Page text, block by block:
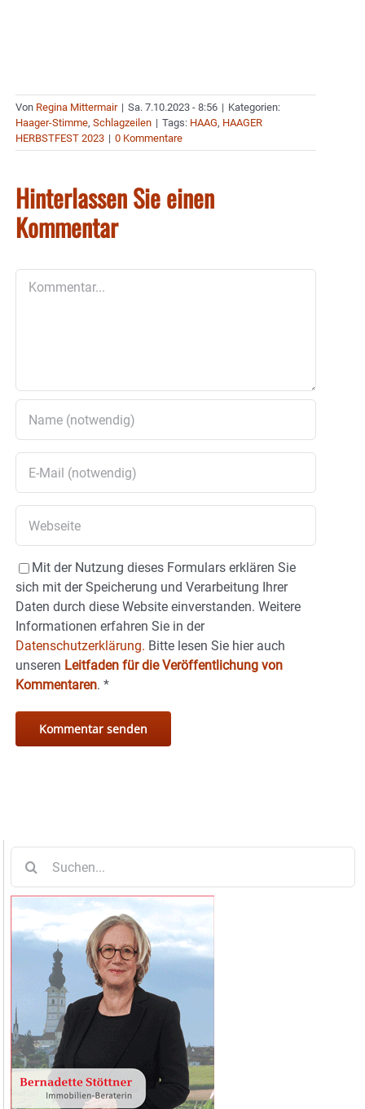
Von Regina Mittermair | Sa. 7.10.2023 - 8:56 | Kategorien:
Haager-Stimme, Schlagzeilen | Tags: HAAG, HAAGER
HERBSTFEST 2023 | 0 Kommentare
Hinterlassen Sie einen
Kommentar
Mit der Nutzung dieses Formulars erklären Sie
sich mit der Speicherung und Verarbeitung Ihrer
Daten durch diese Website einverstanden. Weitere
Informationen erfahren Sie in der
Datenschutzerklärung. Bitte lesen Sie hier auch
unseren Leitfaden für die Veröffentlichung von
Kommentaren. *
nach: